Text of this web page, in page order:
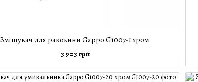
Змішувач для раковини Gappo G1007-1 хром
3 903 грн